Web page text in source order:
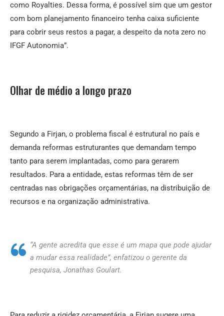
como Royalties. Dessa forma, é possível sim que um gestor
com bom planejamento financeiro tenha caixa suficiente
para cobrir seus restos a pagar, a despeito da nota zero no
IFGF Autonomia”.
Olhar de médio a longo prazo
Segundo a Firjan, o problema fiscal é estrutural no país e
demanda reformas estruturantes que demandam tempo
tanto para serem implantadas, como para gerarem
resultados. Para a entidade, estas reformas têm de ser
centradas nas obrigações orçamentárias, na distribuição de
recursos e na organização administrativa.
“A gente acredita que esse é um mapa que pode ajudar
a mudar essa realidade”, enfatizou o gerente da
pesquisa, Jonathas Goulart.